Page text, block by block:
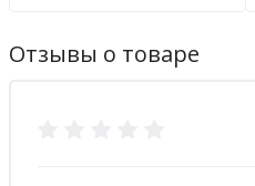
Отзывы о товаре